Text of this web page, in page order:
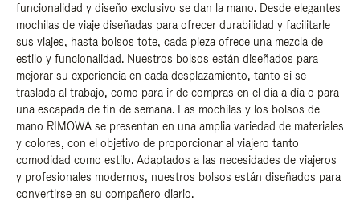
funcionalidad y diseño exclusivo se dan la mano. Desde elegantes
mochilas de viaje diseñadas para ofrecer durabilidad y facilitarle
sus viajes, hasta bolsos tote, cada pieza ofrece una mezcla de
estilo y funcionalidad. Nuestros bolsos están diseñados para
mejorar su experiencia en cada desplazamiento, tanto si se
traslada al trabajo, como para ir de compras en el día a día o para
una escapada de fin de semana. Las mochilas y los bolsos de
mano RIMOWA se presentan en una amplia variedad de materiales
y colores, con el objetivo de proporcionar al viajero tanto
comodidad como estilo. Adaptados a las necesidades de viajeros
y profesionales modernos, nuestros bolsos están diseñados para
convertirse en su compañero diario.